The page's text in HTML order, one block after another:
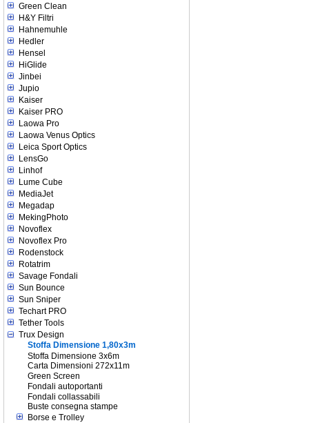
Green Clean
H&Y Filtri
Hahnemuhle
Hedler
Hensel
HiGlide
Jinbei
Jupio
Kaiser
Kaiser PRO
Laowa Pro
Laowa Venus Optics
Leica Sport Optics
LensGo
Linhof
Lume Cube
MediaJet
Megadap
MekingPhoto
Novoflex
Novoflex Pro
Rodenstock
Rotatrim
Savage Fondali
Sun Bounce
Sun Sniper
Techart PRO
Tether Tools
Trux Design
Stoffa Dimensione 1,80x3m
Stoffa Dimensione 3x6m
Carta Dimensioni 272x11m
Green Screen
Fondali autoportanti
Fondali collassabili
Buste consegna stampe
Borse e Trolley